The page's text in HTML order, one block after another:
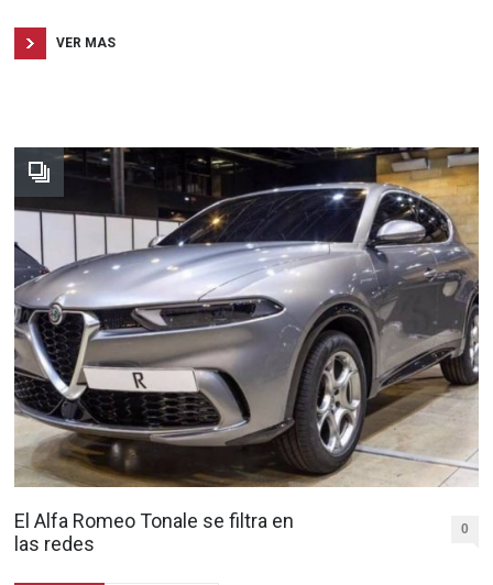
VER MAS
El Alfa Romeo Tonale se filtra en
las redes
0